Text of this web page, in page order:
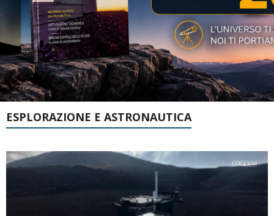
ESPLORAZIONE E ASTRONAUTICA